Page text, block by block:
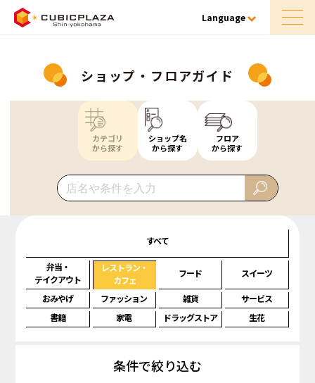
Language
ショップ・フロアガイド
カテゴリ
から探す
ショップ名
から探す
フロア
から探す
すべて
弁当・
テイクアウト
レストラン・
カフェ
フード スイーツ
おみやげ ファッション 雑貨
サービス
書籍
家電 ドラッグストア 生花
条件で絞り込む